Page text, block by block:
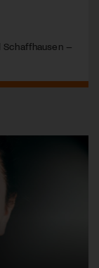
Schaffhausen –